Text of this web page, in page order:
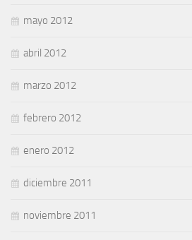
mayo 2012
abril 2012
marzo 2012
febrero 2012
enero 2012
diciembre 2011
noviembre 2011